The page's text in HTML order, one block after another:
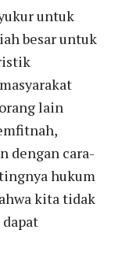
untuk
besar untuk
lain
dengan cara-
hukum
kita tidak